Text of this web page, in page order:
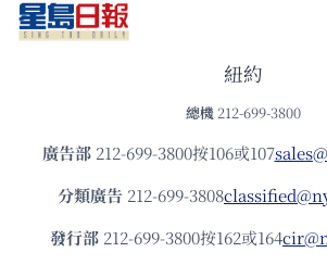
紐約
總機 212-699-3800
廣告部212-699-3800按106或107
分類廣告 212-699-3808
發⾏部 212-699-3800按162或164